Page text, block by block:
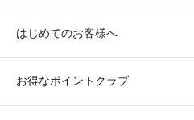
はじめてのお客様へ
お得なポイントクラブ